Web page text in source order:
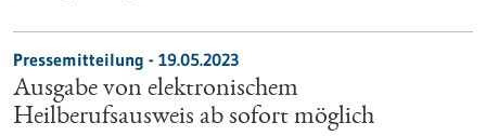
Pressemitteilung - 19.05.2023
Ausgabe von elektronischem
Heilberufsausweis ab sofort möglich